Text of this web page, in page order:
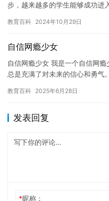
步，越来越多的学生能够成功进
教育百科 2024年10月29日
自信网瘾少女
自信网瘾少女 我是一个自信网
总是充满了对未来的信心和勇气
欢和…
教育百科 2025年6月28日
发表回复
*昵称：